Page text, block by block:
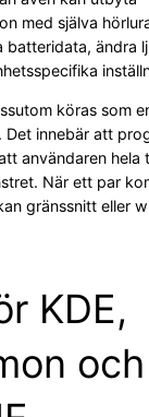
med själva
batteridata, ändra
köras som
Det innebär att
användaren hela
När ett par
gränssnitt eller
KDE,
och